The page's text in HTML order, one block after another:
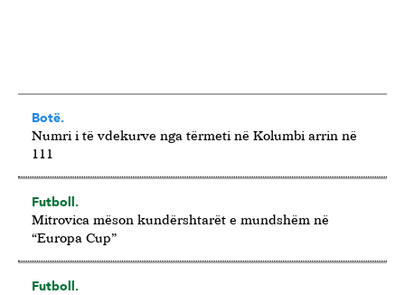
Botë.
Numri i të vdekurve nga tërmeti në Kolumbi arrin në
111
Futboll.
Mitrovica mëson kundërshtarët e mundshëm në
“Europa Cup”
Futboll.